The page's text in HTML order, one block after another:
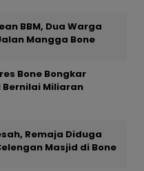
BBM, Dua Warga
Mangga Bone
Bone Bongkar
Bernilai Miliaran
Remaja Diduga
Masjid di Bone